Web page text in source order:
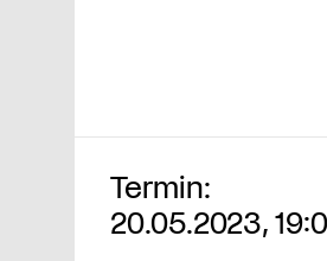
Termin:
20.05.2023,